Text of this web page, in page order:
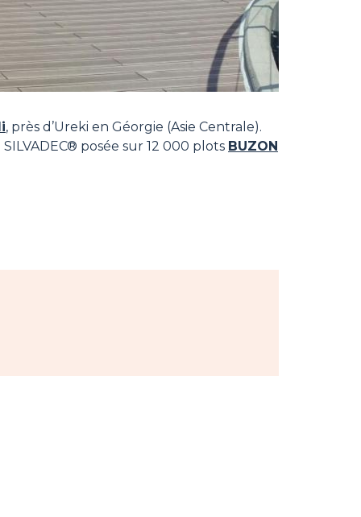
, près d’Ureki en Géorgie (Asie Centrale).
SILVADEC® posée sur 12 000 plots BUZON